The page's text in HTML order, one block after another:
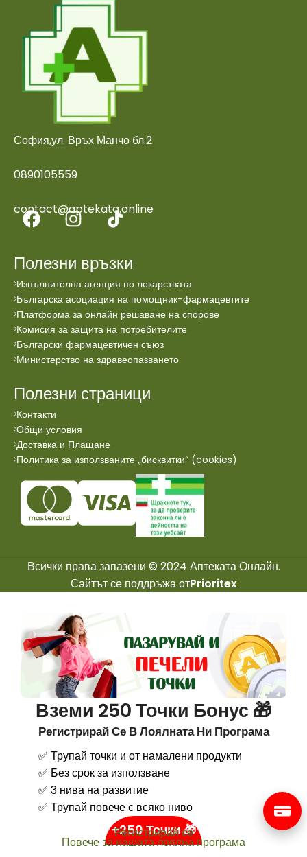
София,ул. Връх Манчо бл.2
0890105559
contact@aptekata.online
Полезни връзки
Изпълнителна агенция по лекарствата
Българска асоциация на помощник-фармацевтите
Платформа за онлайн решаване на спорове
Комисия за защита на потребителите
Български фармацевтичен съюз
Министерство на здравеопазването
Полезни страници
Контакти
Общи условия
Доставка и Плащане
Политика за използваните „бисквитки“ (cookies)
Всички права запазени © 2024 Аптеката Онлайн.
Сайтът се поддръжа отPrioritex
Вземи 250 Точки Бонус 🎁
Регистрирай Се В Лоялната Ни Програма
✅ Трупай точки и от намалени продукти
✅ Без срок за използване
✅ 3 нива на развитие
✅ Трупай повече с всяко ниво
+250 Точки 🎁
Регистрирай се
Повече за нашата лоялна програма